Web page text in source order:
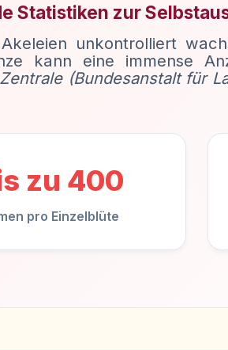
Statistiken zur
unkontrolliert
kann eine immense
(Bundesanstalt für
zu 400
pro Einzelblüte